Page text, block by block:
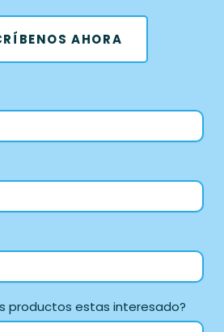
AHORA
productos estas interesado?